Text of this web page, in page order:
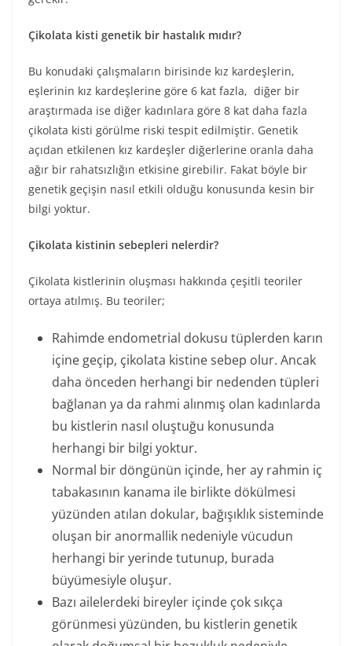
Çikolata kisti genetik bir hastalık mıdır?
Bu konudaki çalışmaların birisinde kız kardeşlerin,
eşlerinin kız kardeşlerine göre 6 kat fazla, diğer bir
araştırmada ise diğer kadınlara göre 8 kat daha fazla
çikolata kisti görülme riski tespit edilmiştir. Genetik
açıdan etkilenen kız kardeşler diğerlerine oranla daha
ağır bir rahatsızlığın etkisine girebilir. Fakat böyle bir
genetik geçişin nasıl etkili olduğu konusunda kesin bir
bilgi yoktur.
Çikolata kistinin sebepleri nelerdir?
Çikolata kistlerinin oluşması hakkında çeşitli teoriler
ortaya atılmış. Bu teoriler;
Rahimde endometrial dokusu tüplerden karın
içine geçip, çikolata kistine sebep olur. Ancak
daha önceden herhangi bir nedenden tüpleri
bağlanan ya da rahmi alınmış olan kadınlarda
bu kistlerin nasıl oluştuğu konusunda
herhangi bir bilgi yoktur.
Normal bir döngünün içinde, her ay rahmin iç
tabakasının kanama ile birlikte dökülmesi
yüzünden atılan dokular, bağışıklık sisteminde
oluşan bir anormallik nedeniyle vücudun
herhangi bir yerinde tutunup, burada
büyümesiyle oluşur.
Bazı ailelerdeki bireyler içinde çok sıkça
görünmesi yüzünden, bu kistlerin genetik